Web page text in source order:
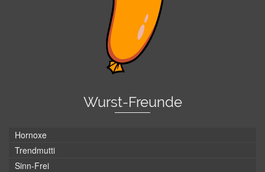
Wurst-Freunde
Hornoxe
Trendmutti
Sinn-Frei